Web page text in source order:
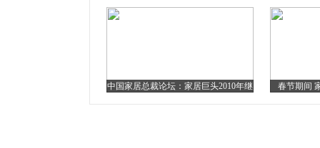
中国家居总裁论坛：家居巨头2010年继
春节期间